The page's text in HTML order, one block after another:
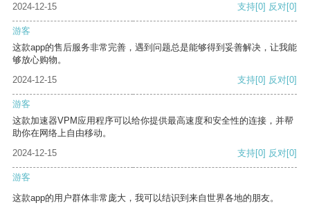
2024-12-15
支持[0] 反对[0]
游客
这款app的售后服务非常完善，遇到问题总是能够得到妥善解决，让我能
够放心购物。
2024-12-15
支持[0] 反对[0]
游客
这款加速器VPM应用程序可以给你提供最高速度和安全性的连接，并帮
助你在网络上自由移动。
2024-12-15
支持[0] 反对[0]
游客
这款app的用户群体非常庞大，我可以结识到来自世界各地的朋友。